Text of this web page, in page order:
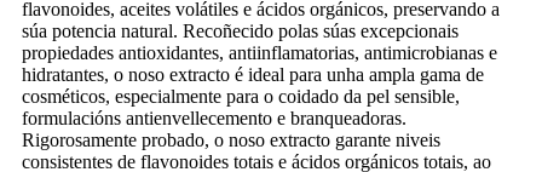
flavonoides, aceites volátiles e ácidos orgánicos, preservando a
súa potencia natural. Recoñecido polas súas excepcionais
propiedades antioxidantes, antiinflamatorias, antimicrobianas e
hidratantes, o noso extracto é ideal para unha ampla gama de
cosméticos, especialmente para o coidado da pel sensible,
formulacións antienvellecemento e branqueadoras.
Rigorosamente probado, o noso extracto garante niveis
consistentes de flavonoides totais e ácidos orgánicos totais, ao